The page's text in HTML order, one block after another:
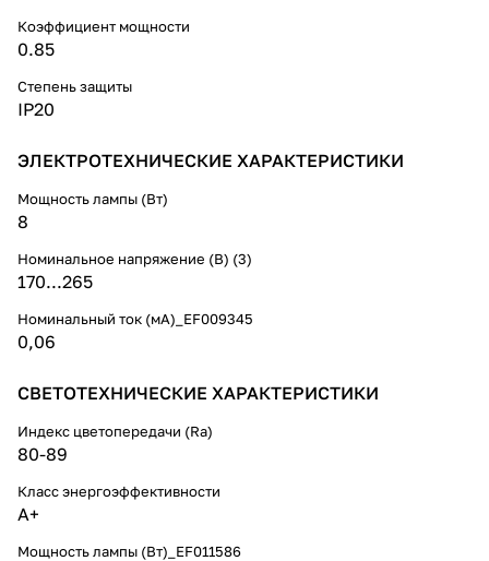
Коэффициент мощности
0.85
Степень защиты
IP20
ЭЛЕКТРОТЕХНИЧЕСКИЕ ХАРАКТЕРИСТИКИ
Мощность лампы (Вт)
8
Номинальное напряжение (В) (3)
170...265
Номинальный ток (мА)_EF009345
0,06
СВЕТОТЕХНИЧЕСКИЕ ХАРАКТЕРИСТИКИ
Индекс цветопередачи (Ra)
80-89
Класс энергоэффективности
A+
Мощность лампы (Вт)_EF011586